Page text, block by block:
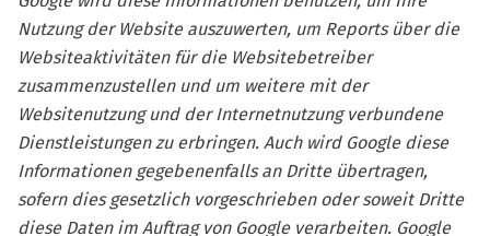
Nutzung der Website auszuwerten, um Reports über die
Websiteaktivitäten für die Websitebetreiber
zusammenzustellen und um weitere mit der
Websitenutzung und der Internetnutzung verbundene
Dienstleistungen zu erbringen. Auch wird Google diese
Informationen gegebenenfalls an Dritte übertragen,
sofern dies gesetzlich vorgeschrieben oder soweit Dritte
diese Daten im Auftrag von Google verarbeiten. Google